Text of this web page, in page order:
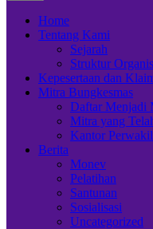
Home
Tentang Kami
Sejarah
Struktur
Kepesertaan dan
Mitra Bungkesmas
Daftar Menjadi
Mitra yang
Kantor
Berita
Monev
Pelatihan
Santunan
Sosialisasi
Uncategorized